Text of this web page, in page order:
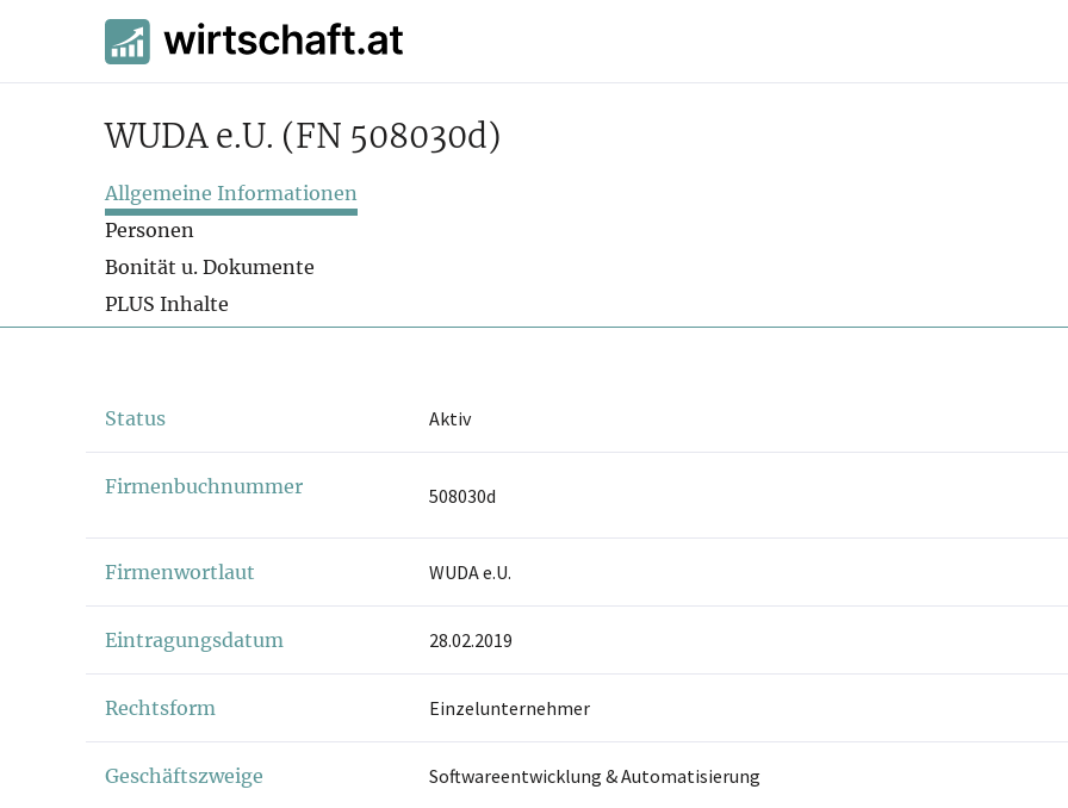
WUDA e.U. (FN 508030d)
Allgemeine Informationen
Personen
Bonität u. Dokumente
PLUS Inhalte
Status Aktiv
Firmenbuchnummer 508030d
Firmenwortlaut WUDA e.U.
Eintragungsdatum 28.02.2019
Rechtsform Einzelunternehmer
Geschäftszweige Softwareentwicklung & Automatisierung